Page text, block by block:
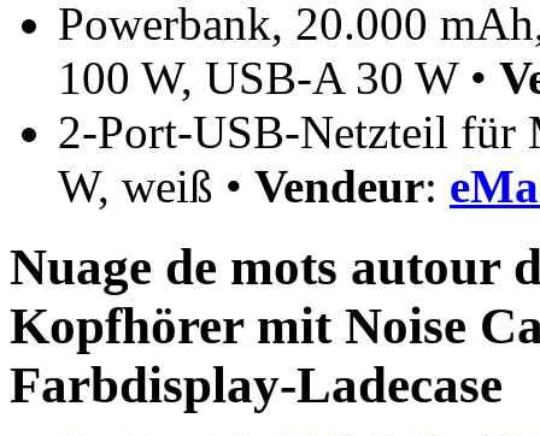
Powerbank, 20.000
100 W, USB-A 30 W •
2-Port-USB-Netzteil für
W, weiß • Vendeur:
Nuage de mots autour
Kopfhörer mit Noise
Farbdisplay-Ladecase